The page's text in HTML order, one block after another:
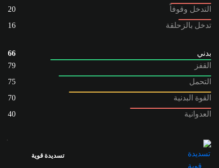
التدخل وقوفاً
20
تدخل بالزحلقة
16
بدني
66
القفز
79
التحمل
75
القوة البدنية
70
العدوانية
40
تسديدة قوية